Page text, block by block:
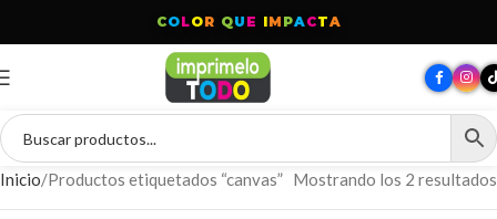
COLOR QU E IM PACTA
Inicio Productos etiquetados “canvas” Mostrando los 2 resultados